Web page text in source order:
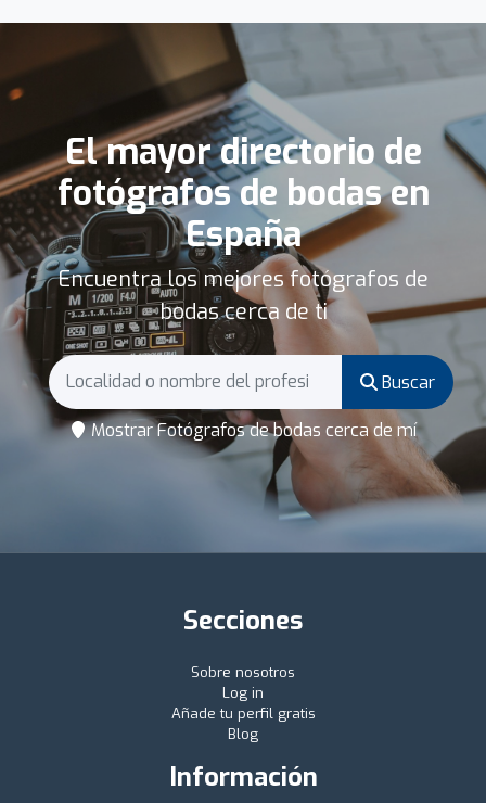
El mayor directorio de
fotógrafos de bodas en
España
Encuentra los mejores fotógrafos de
bodas cerca de ti
Buscar
Mostrar Fotógrafos de bodas cerca de mí
Secciones
Sobre nosotros
Log in
Añade tu perfil gratis
Blog
Información